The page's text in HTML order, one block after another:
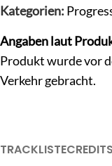
Kategorien:
Angaben laut
Produkt wurde vor
Verkehr gebracht.
TRACKLISTECREDITS